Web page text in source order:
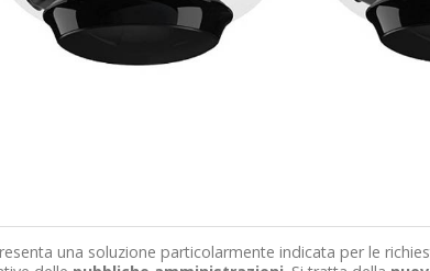
una soluzione particolarmente indicata per le